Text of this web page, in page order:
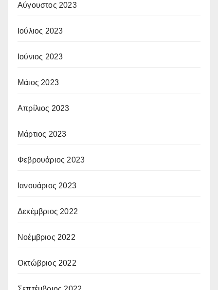
Αύγουστος 2023
Ιούλιος 2023
Ιούνιος 2023
Μάιος 2023
Απρίλιος 2023
Μάρτιος 2023
Φεβρουάριος 2023
Ιανουάριος 2023
Δεκέμβριος 2022
Νοέμβριος 2022
Οκτώβριος 2022